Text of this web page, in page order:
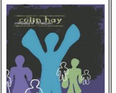
ÅRETS SKILSMÄSSA:
amy speace : the killer in
me (wildflower) ÅRETS
WILLIE NELSON; bob
cheevers : tall texas tales
(inbred) ÅRETS PLATTA,
ALLA KATEGORIER, HELT
ENKELT: citizen k : meet
citizen k (paraply) ÅRETS